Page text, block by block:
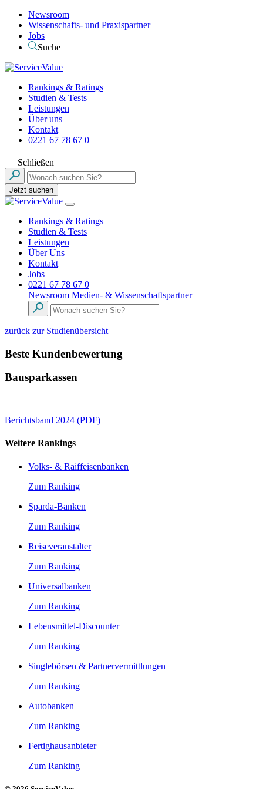
Newsroom
Wissenschafts- und Praxispartner
Jobs
Suche
Rankings & Ratings
Studien & Tests
Leistungen
Über uns
Kontakt
0221 67 78 67 0
Schließen
Jetzt suchen
Rankings & Ratings
Studien & Tests
Leistungen
Über Uns
Kontakt
Jobs
0221 67 78 67 0
Newsroom Medien- & Wissenschaftspartner
zurück zur Studienübersicht
Beste Kundenbewertung
Bausparkassen
Berichtsband 2024 (PDF)
Weitere Rankings
Volks- & Raiffeisenbanken
Zum Ranking
Sparda-Banken
Zum Ranking
Reiseveranstalter
Zum Ranking
Universalbanken
Zum Ranking
Lebensmittel-Discounter
Zum Ranking
Singlebörsen & Partnervermittlungen
Zum Ranking
Autobanken
Zum Ranking
Fertighausanbieter
Zum Ranking